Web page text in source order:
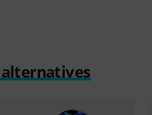
alternatives